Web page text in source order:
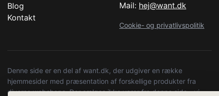
Blog
Kontakt
Mail: hej@want.dk
Cookie- og privatlivspolitik
Denne side er en del af want.dk, der udgiver en række
hjemmesider med præsentation af forskellige produkter fra
diverse webshops. Der sælges ikke varer fra denne side - vi